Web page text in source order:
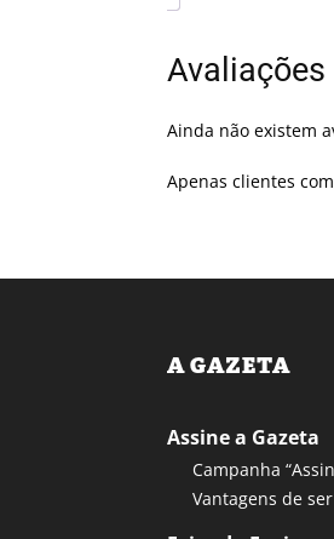
Avaliações
Ainda não existem
Apenas clientes
A GAZETA
Assine a Gazeta
Campanha
Vantagens de